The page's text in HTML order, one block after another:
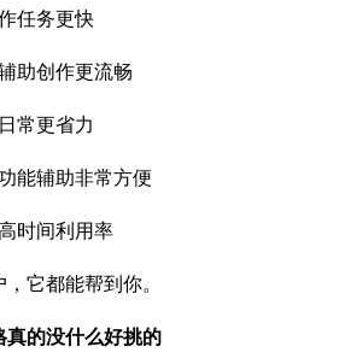
任务更快
助创作更流畅
常更省力
能辅助非常方便
时间利用率
它都能帮到你。
的没什么好挑的